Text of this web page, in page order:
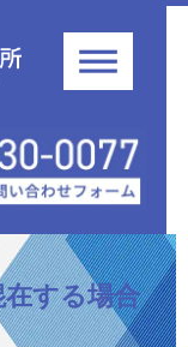
在する場合